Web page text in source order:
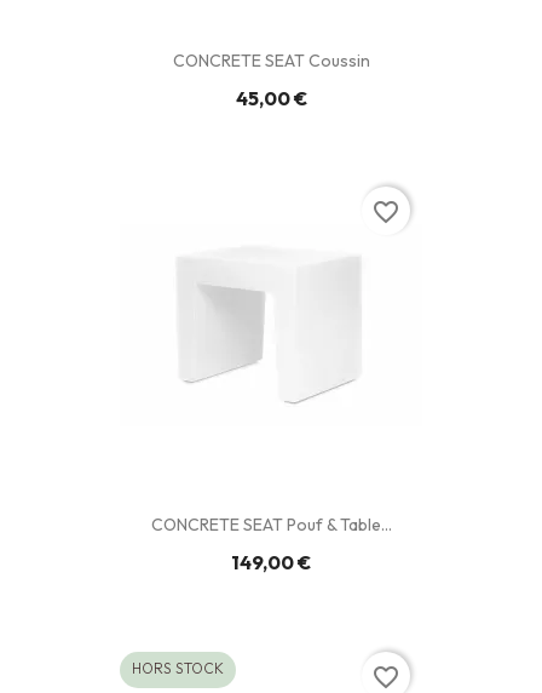
CONCRETE SEAT Coussin
45,00 €
CONCRETE SEAT Pouf & Table...
149,00 €
favorite_border
HORS STOCK favorite_border